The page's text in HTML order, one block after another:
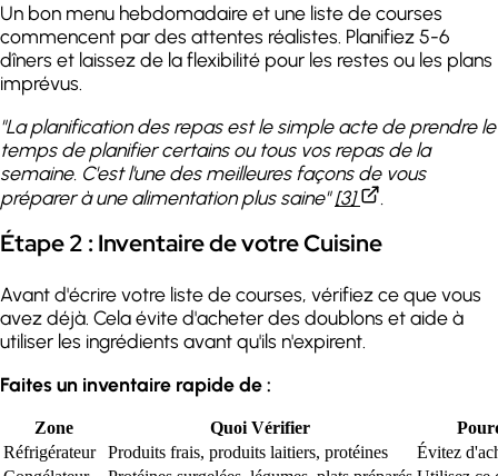
Un bon menu hebdomadaire et une liste de courses
commencent par des attentes réalistes. Planifiez 5-6
dîners et laissez de la flexibilité pour les restes ou les plans
imprévus.
"La planification des repas est le simple acte de prendre le
temps de planifier certains ou tous vos repas de la
semaine. C'est l'une des meilleures façons de vous
préparer à une alimentation plus saine"[3]
Étape 2 : Inventaire de votre Cuisine
Avant d'écrire votre liste de courses, vérifiez ce que vous
avez déjà. Cela évite d'acheter des doublons et aide à
utiliser les ingrédients avant qu'ils n'expirent.
Faites un inventaire rapide de :
Zone Quoi Vérifier
Réfrigérateur
Produits frais, produits laitiers, protéines
Évitez